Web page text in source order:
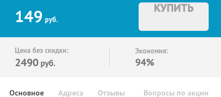
149 руб.
КУПИТЬ
Цена без скидки:
2490 руб.
Экономия:
94%
Основное Отзывы Вопросы по акции
Адреса